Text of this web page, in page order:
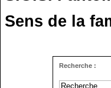
Sens de la
Recherche :